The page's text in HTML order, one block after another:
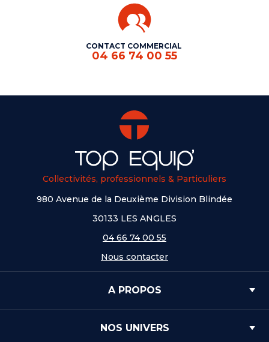
CONTACT COMMERCIAL
04 66 74 00 55
Collectivités, professionnels & Particuliers
980 Avenue de la Deuxième Division Blindée
30133 LES ANGLES
04 66 74 00 55
Nous contacter
A PROPOS
NOS UNIVERS